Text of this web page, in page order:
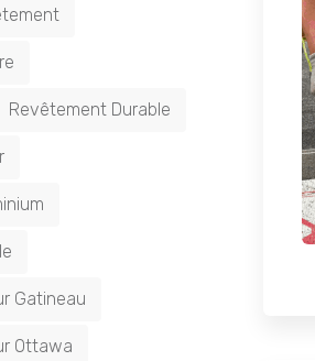
Revêtement Durable
Gatineau
Ottawa